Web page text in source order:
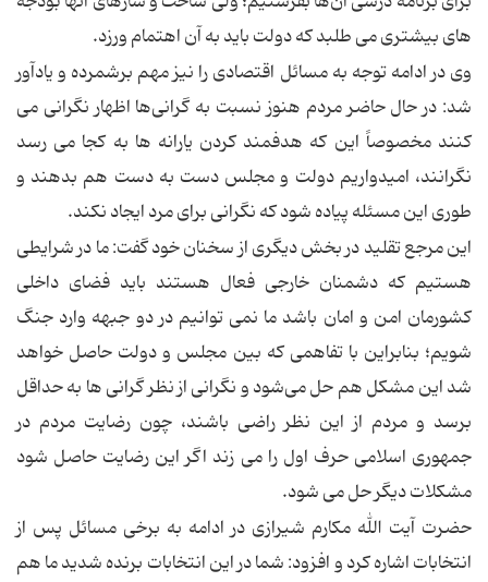
های بیشتری می طلبد که دولت باید به آن اهتمام ورزد.
وی در ادامه توجه به مسائل اقتصادی را نیز مهم برشمرده و یادآور
شد: در حال حاضر مردم هنوز نسبت به گرانی‌ها اظهار نگرانی می
کنند مخصوصاً این که هدفمند کردن یارانه ها به کجا می رسد
نگرانند، امیدواریم دولت و مجلس دست به دست هم بدهند و
طوری این مسئله پیاده شود که نگرانی برای مرد ایجاد نکند.
این مرجع تقلید در بخش دیگری از سخنان خود گفت: ما در شرایطی
هستیم که دشمنان خارجی فعال هستند باید فضای داخلی
کشورمان امن و امان باشد ما نمی توانیم در دو جبهه وارد جنگ
شویم؛ بنابراین با تفاهمی که بین مجلس و دولت حاصل خواهد
شد این مشکل هم حل می‌شود و نگرانی از نظر گرانی ها به حداقل
برسد و مردم از این نظر راضی باشند، چون رضایت مردم در
جمهوری اسلامی حرف اول را می زند اگر این رضایت حاصل شود
مشکلات دیگر حل می شود.
حضرت آیت الله مکارم شیرازی در ادامه به برخی مسائل پس از
انتخابات اشاره کرد و افزود: شما در این انتخابات برنده شدید ما هم